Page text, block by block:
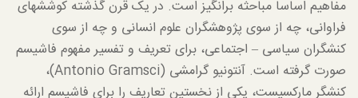
مفاهیم اساسا مباحثه برانگیز است. در یک قرن گذشته کوششهای
فراوانی، چه از سوی پژوهشگران علوم انسانی و چه از سوی
کنشگران سیاسی – اجتماعی، برای تعریف و تفسیر مفهوم فاشیسم
صورت گرفته است. آنتونیو گرامشی (Antonio Gramsci)،
کنشگر مارکسیست، یکی از نخستین تعاریف را برای فاشیسم ارائه